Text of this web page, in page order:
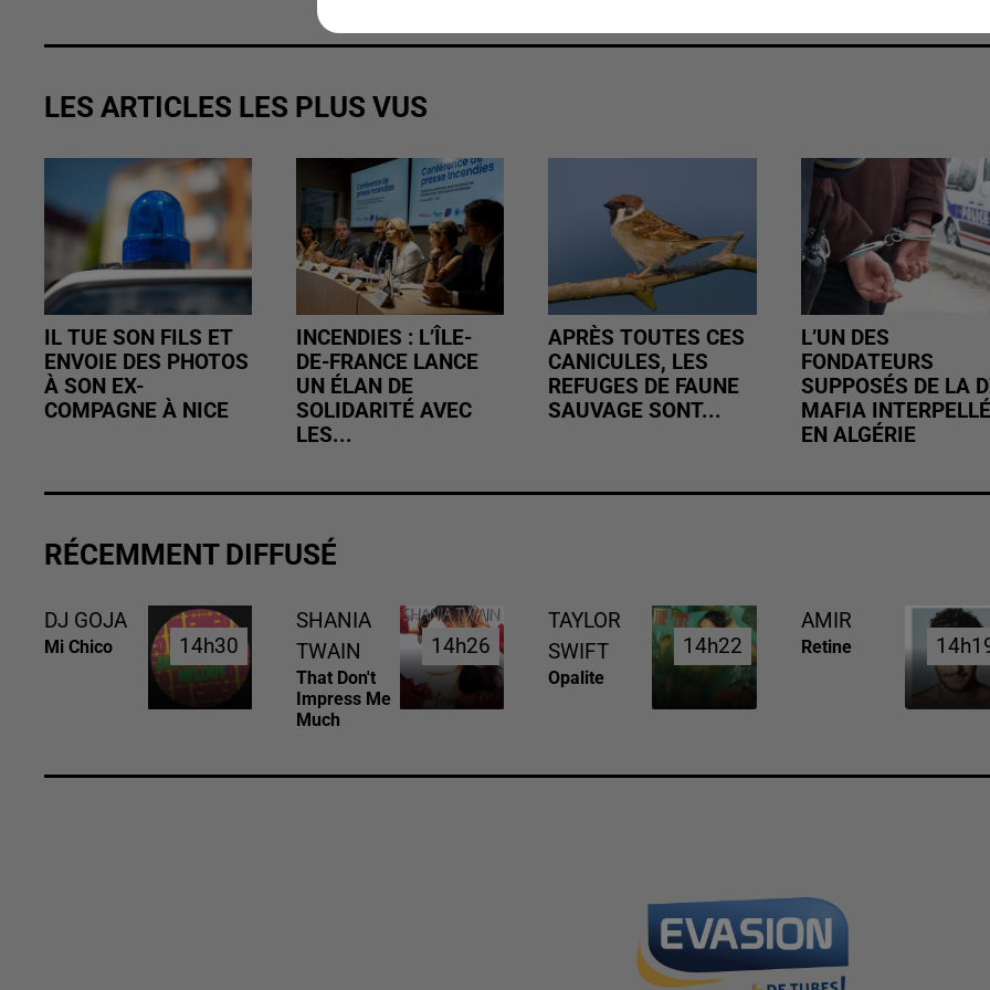
LES ARTICLES LES PLUS VUS
IL TUE SON FILS ET
ENVOIE DES PHOTOS
À SON EX-
COMPAGNE À NICE
INCENDIES : L’ÎLE-
DE-FRANCE LANCE
UN ÉLAN DE
SOLIDARITÉ AVEC
LES...
APRÈS TOUTES CES
CANICULES, LES
REFUGES DE FAUNE
SAUVAGE SONT...
L’UN DES
FONDATEURS
SUPPOSÉS DE LA
MAFIA INTERPELLÉ
EN ALGÉRIE
RÉCEMMENT DIFFUSÉ
DJ GOJA
Mi Chico 14h30
14h30
SHANIA
TWAIN
That Don't
Impress Me
Much
14h26
14h26
TAYLOR
SWIFT
Opalite
14h22
14h22
AMIR
Retine